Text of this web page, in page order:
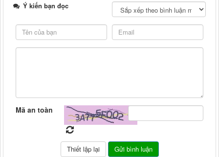
Ý kiến bạn đọc
Mã an toàn